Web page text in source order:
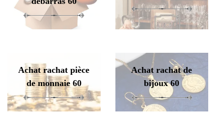
Achat rachat pièce
de monnaie 60
Achat rachat de
bijoux 60